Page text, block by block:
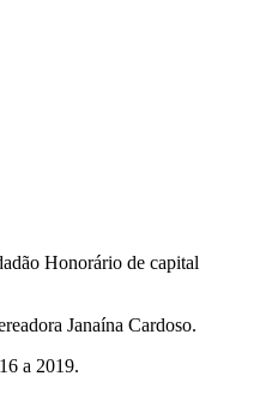
Honorário de capital
Janaína Cardoso.
a 2019.